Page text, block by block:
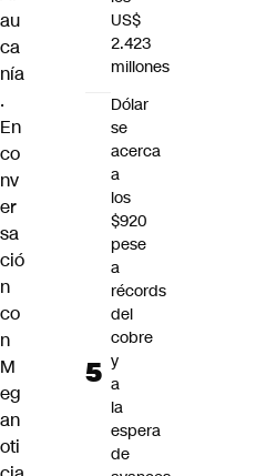
au
ca
nía
.
En
co
nv
er
sa
ció
n
co
n
M
eg
an
oti
US$
2.423
millones
Dólar
se
acerca
a
los
$920
pese
a
récords
del
cobre
y
a
la
espera
de